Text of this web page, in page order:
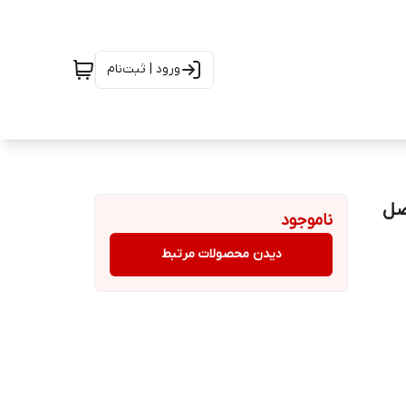
ورود | ثبت‌نام
اصل
ناموجود
دیدن محصولات مرتبط